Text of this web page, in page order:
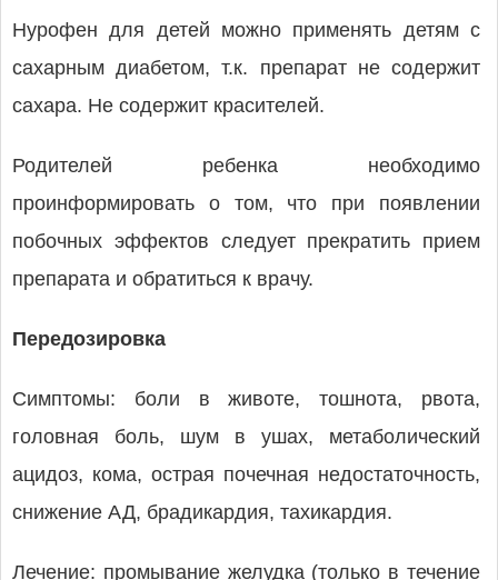
Нурофен для детей можно применять детям с
сахарным диабетом, т.к. препарат не содержит
сахара. Не содержит красителей.
Родителей ребенка необходимо
проинформировать о том, что при появлении
побочных эффектов следует прекратить прием
препарата и обратиться к врачу.
Передозировка
Симптомы: боли в животе, тошнота, рвота,
головная боль, шум в ушах, метаболический
ацидоз, кома, острая почечная недостаточность,
снижение АД, брадикардия, тахикардия.
Лечение: промывание желудка (только в течение